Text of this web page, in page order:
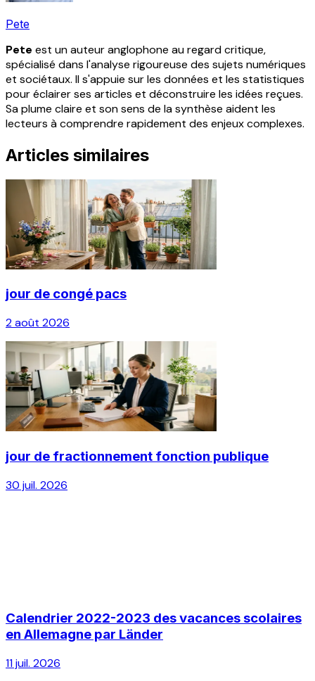
Pete
Pete est un auteur anglophone au regard critique,
spécialisé dans l'analyse rigoureuse des sujets numériques
et sociétaux. Il s'appuie sur les données et les statistiques
pour éclairer ses articles et déconstruire les idées reçues.
Sa plume claire et son sens de la synthèse aident les
lecteurs à comprendre rapidement des enjeux complexes.
Articles similaires
jour de congé pacs
2 août 2026
jour de fractionnement fonction publique
30 juil. 2026
Calendrier 2022-2023 des vacances scolaires
en Allemagne par Länder
11 juil. 2026